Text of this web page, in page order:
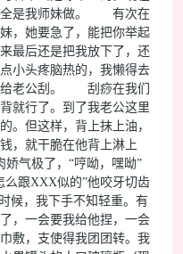
全是我师妹做。 有次在
，她要急了，能把你举起
后还是把我放下了，还
头疼脑热的，我懒得去
给老公刮。 刮痧在我们
就行了。到了我老公这里
。但这样，背上抹上油，
，就干脆在他背上淋上
气极了，“哼呦，嘿呦”
么跟XXX似的”他咬牙切齿
，我下手不知轻重。有
，一会要我给他捏，一会
敷，支使得我团团转。我